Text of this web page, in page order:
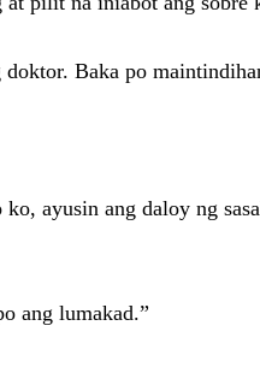
doktor. Baka po
ayusin ang daloy ng
ang lumakad.”